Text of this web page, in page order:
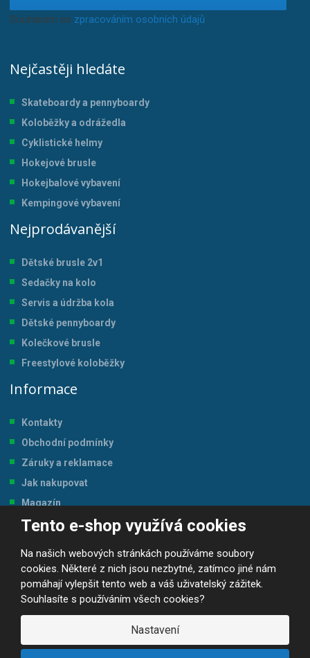
Tento e-shop využívá cookies
Na našich webových stránkách používáme soubory
cookies. Některé z nich jsou nezbytné, zatímco jiné nám
pomáhají vylepšit tento web a váš uživatelský zážitek.
Souhlasíte s používáním všech cookies?
Nastavení
Souhlasím se zpracováním osobních údajů
Nejčastěji hledáte
Skateboardy a pennyboardy
Koloběžky a odrážedla
Cyklistické helmy
Hokejové brusle
Hokejbalové vybavení
Kempingové vybavení
Nejprodávanější
Dětské brusle 2v1
Sedačky na kolo
Servis a údržba kola
Dětské pennyboardy
Kolečkové brusle
Freestylové koloběžky
Informace
Kontakty
Obchodní podmínky
Záruky a reklamace
Jak nakupovat
Magazín
Tabulka velikostí
© 2026, JP-SPORT.CZ SPORTOVNÍ POTŘEBY
Prohlášení o přístupnosti |Mapa stránek ||GDPR
VYROBILA
R